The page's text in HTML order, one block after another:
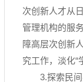
次创新人才从
管理机构的服
障高层次创新
究工作，淡化“
3.探索民